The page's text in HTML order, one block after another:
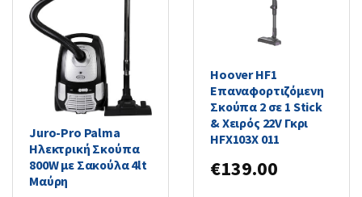
Juro-Pro Palma
Ηλεκτρική Σκούπα
800W με Σακούλα 4lt
Μαύρη
Hoover HF1
Επαναφορτιζόμενη
Σκούπα 2 σε 1 Stick
& Χειρός 22V Γκρι
HFX103X 011
€139.00